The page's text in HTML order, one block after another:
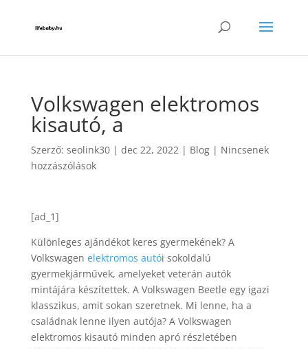
Volkswagen elektromos
kisautó, a
Szerző: seolink30| dec 22, 2022| Blog| Nincsenek
hozzászólások
[ad_1]
Különleges ajándékot keres gyermekének? A
Volkswagen elektromos autói sokoldalú
gyermekjárművek, amelyeket veterán autók
mintájára készítettek. A Volkswagen Beetle egy igazi
klasszikus, amit sokan szeretnek. Mi lenne, ha a
családnak lenne ilyen autója? A Volkswagen
elektromos kisautó minden apró részletében